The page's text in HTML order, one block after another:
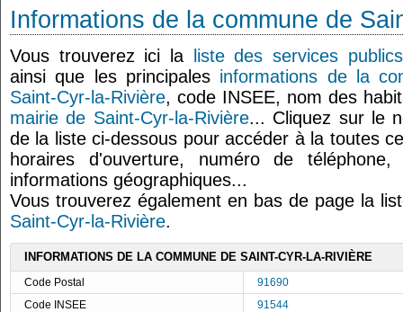
Informations de la commune de
Vous trouverez ici la
liste des services
ainsi que les principales informations de la
Saint-Cyr-la-Rivière, code INSEE, nom des
mairie de Saint-Cyr-la-Rivière... Cliquez sur le
de la liste ci-dessous pour accéder à la toutes
horaires d'ouverture, numéro de
informations géographiques...
Vous trouverez également en bas de page la
Saint-Cyr-la-Rivière.
INFORMATIONS DE LA COMMUNE DE SAINT-CYR-LA-RIVIÈRE
Code Postal
91690
Code INSEE
91544